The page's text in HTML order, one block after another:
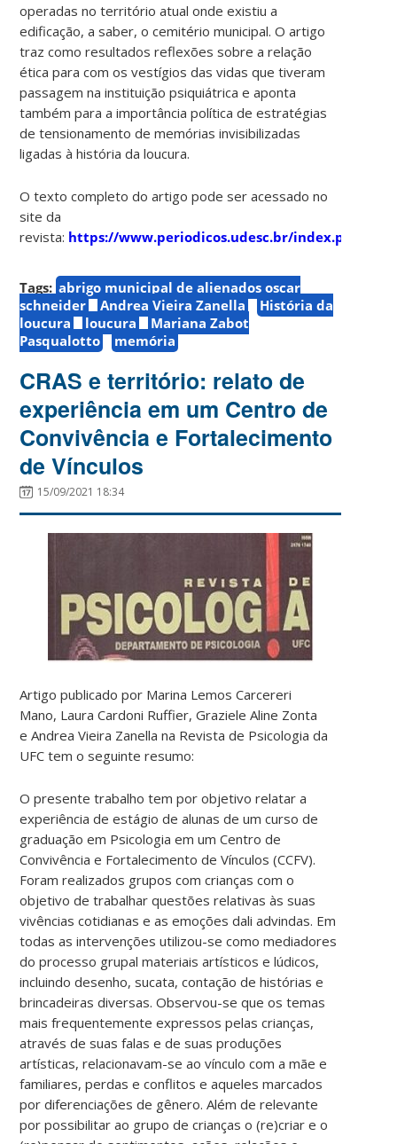
operadas no território atual onde existiu a
edificação, a saber, o cemitério municipal. O artigo
traz como resultados reflexões sobre a relação
ética para com os vestígios das vidas que tiveram
passagem na instituição psiquiátrica e aponta
também para a importância política de estratégias
de tensionamento de memórias invisibilizadas
ligadas à história da loucura.
O texto completo do artigo pode ser acessado no
site da
revista: https://www.periodicos.udesc.br/index.php/
Tags: abrigo municipal de alienados oscar
schneider
Andrea Vieira Zanella
História da
loucura
loucura
Mariana Zabot
Pasqualotto
memória
CRAS e território: relato de
experiência em um Centro de
Convivência e Fortalecimento
de Vínculos
15/09/2021 18:34
Artigo publicado por Marina Lemos Carcereri
Mano, Laura Cardoni Ruffier, Graziele Aline Zonta
e Andrea Vieira Zanella na Revista de Psicologia da
UFC tem o seguinte resumo:
O presente trabalho tem por objetivo relatar a
experiência de estágio de alunas de um curso de
graduação em Psicologia em um Centro de
Convivência e Fortalecimento de Vínculos (CCFV).
Foram realizados grupos com crianças com o
objetivo de trabalhar questões relativas às suas
vivências cotidianas e as emoções dali advindas. Em
todas as intervenções utilizou-se como mediadores
do processo grupal materiais artísticos e lúdicos,
incluindo desenho, sucata, contação de histórias e
brincadeiras diversas. Observou-se que os temas
mais frequentemente expressos pelas crianças,
através de suas falas e de suas produções
artísticas, relacionavam-se ao vínculo com a mãe e
familiares, perdas e conflitos e aqueles marcados
por diferenciações de gênero. Além de relevante
por possibilitar ao grupo de crianças o (re)criar e o